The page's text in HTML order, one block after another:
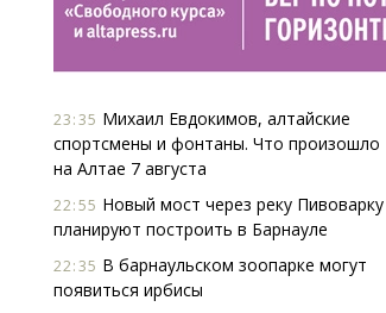
23:35 Михаил Евдокимов, алтайские
спортсмены и фонтаны. Что произошло
на Алтае 7 августа
22:55 Новый мост через реку Пивоварку
планируют построить в Барнауле
22:35 В барнаульском зоопарке могут
появиться ирбисы